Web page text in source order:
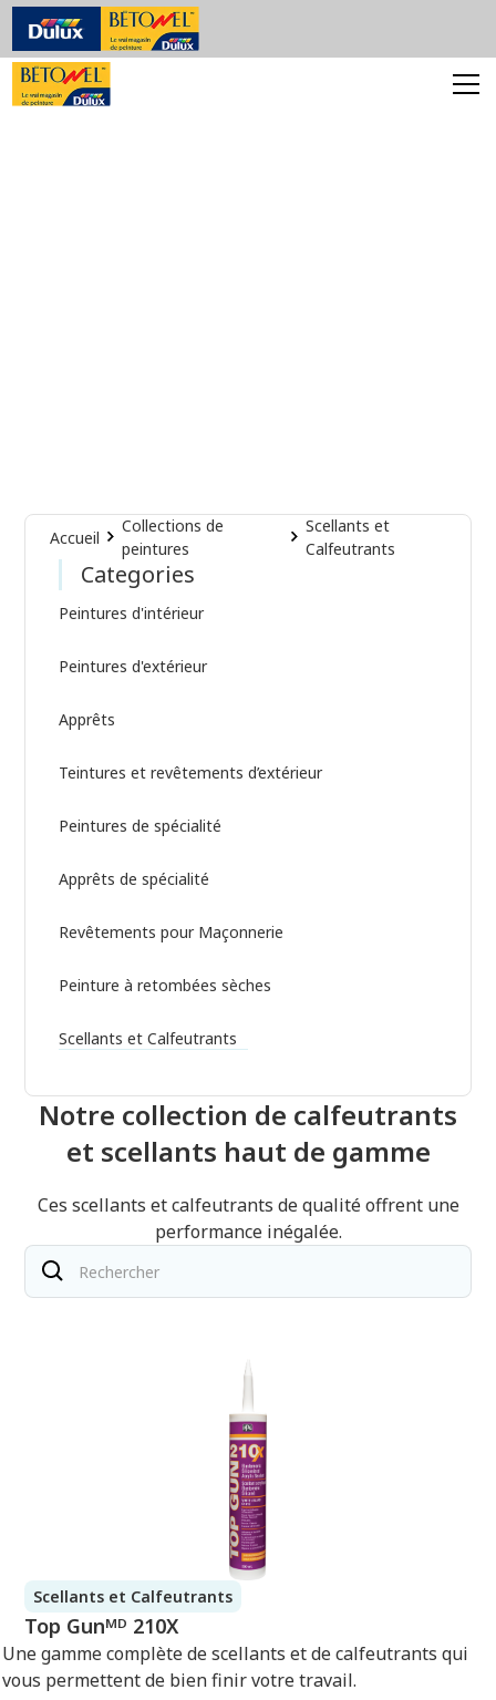
Accueil
Collections de
peintures
Scellants et
Calfeutrants
Categories
Peintures d'intérieur
Peintures d'extérieur
Apprêts
Teintures et revêtements d’extérieur
Peintures de spécialité
Apprêts de spécialité
Revêtements pour Maçonnerie
Peinture à retombées sèches
Scellants et Calfeutrants
Notre collection de calfeutrants
et scellants haut de gamme
Ces scellants et calfeutrants de qualité offrent une
performance inégalée.
Scellants et Calfeutrants
Top Gunᴹᴰ 210X
Une gamme complète de scellants et de calfeutrants qui
vous permettent de bien finir votre travail.